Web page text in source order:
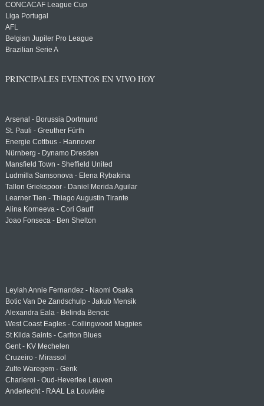
CONCACAF League Cup
Liga Portugal
AFL
Belgian Jupiler Pro League
Brazilian Serie A
PRINCIPALES EVENTOS EN VIVO HOY
Arsenal - Borussia Dortmund
St. Pauli - Greuther Fürth
Energie Cottbus - Hannover
Nürnberg - Dynamo Dresden
Mansfield Town - Sheffield United
Ludmilla Samsonova - Elena Rybakina
Tallon Griekspoor - Daniel Merida Aguilar
Learner Tien - Thiago Augustin Tirante
Alina Korneeva - Cori Gauff
Joao Fonseca - Ben Shelton
Leylah Annie Fernandez - Naomi Osaka
Botic Van De Zandschulp - Jakub Mensik
Alexandra Eala - Belinda Bencic
West Coast Eagles - Collingwood Magpies
St Kilda Saints - Carlton Blues
Gent - KV Mechelen
Cruzeiro - Mirassol
Zulte Waregem - Genk
Charleroi - Oud-Heverlee Leuven
Anderlecht - RAAL La Louvière